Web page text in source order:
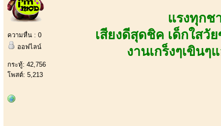
ความหื่น : 0
ออฟไลน์
กระทู้: 42,756
โพสต์: 5,213
แรงทุกช
เสียงดีสุดชิค เด็กใสวั
งานเกร็งๆเขิน